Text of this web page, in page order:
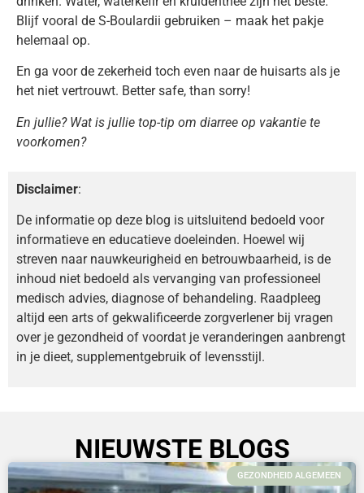
Blijf vooral de S-Boulardii gebruiken – maak het pakje
helemaal op.
En ga voor de zekerheid toch even naar de huisarts als je
het niet vertrouwt. Better safe, than sorry!
En jullie? Wat is jullie top-tip om diarree op vakantie te
voorkomen?
Disclaimer:
De informatie op deze blog is uitsluitend bedoeld voor
informatieve en educatieve doeleinden. Hoewel wij
streven naar nauwkeurigheid en betrouwbaarheid, is de
inhoud niet bedoeld als vervanging van professioneel
medisch advies, diagnose of behandeling. Raadpleeg
altijd een arts of gekwalificeerde zorgverlener bij vragen
over je gezondheid of voordat je veranderingen aanbrengt
in je dieet, supplementgebruik of levensstijl.
NIEUWSTE BLOGS
GEZONDHEID ALGEMEEN